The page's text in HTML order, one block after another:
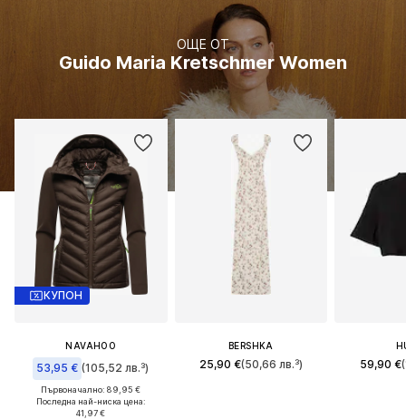
ОЩЕ ОТ
Guido Maria Kretschmer Women
КУПОН
NAVAHOO
53,95 € (105,52 лв.³)
Първоначално: 89,95 €
Последна най-ниска цена:
41,97 €
BERSHKA
25,90 €(50,66 лв.³) 59,90 €